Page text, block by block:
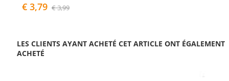
€ 3,79 € 3,99
LES CLIENTS AYANT ACHETÉ CET ARTICLE ONT ÉGALEMENT
ACHETÉ